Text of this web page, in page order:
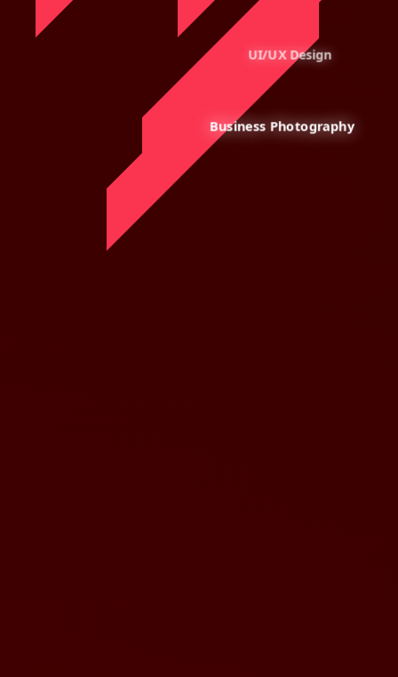
UI/UX Design
Business Photography